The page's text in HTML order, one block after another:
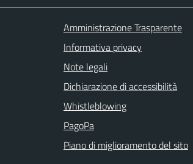
Amministrazione Trasparente
Informativa privacy
Note legali
Dichiarazione di accessibilità
Whistleblowing
PagoPa
Piano di miglioramento del sito